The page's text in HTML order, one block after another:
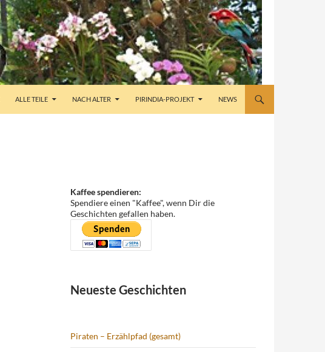
ALLE TEILE NACH ALTER PIRINDIA-PROJEKT NEWS
Kaffee spendieren:
Spendiere einen "Kaffee", wenn Dir die
Geschichten gefallen haben.
Neueste Geschichten
Piraten – Erzählpfad (gesamt)